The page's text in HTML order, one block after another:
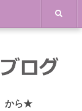
から★